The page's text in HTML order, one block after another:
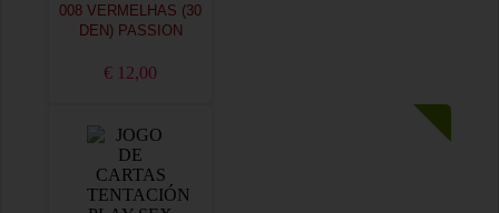
008 VERMELHAS (30
DEN) PASSION
€ 12,00